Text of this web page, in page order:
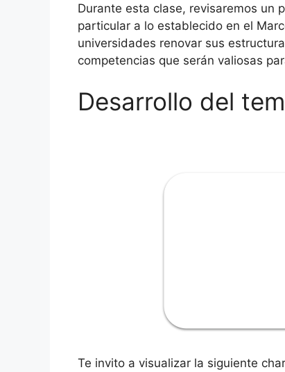
Durante esta clase, revisaremos un
particular a lo establecido en el
universidades renovar sus
competencias que serán valiosas
Desarrollo del
Te invito a visualizar la siguiente